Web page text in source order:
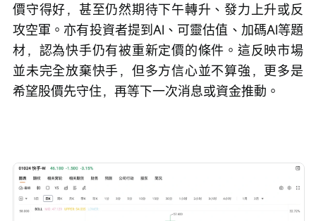
價守得好，甚至仍然期待下午轉升、發力上升或反
攻空軍。亦有投資者提到AI、可靈估值、加碼AI等題
材，認為快手仍有被重新定價的條件。這反映市場
並未完全放棄快手，但多方信心並不算強，更多是
希望股價先守住，再等下一次消息或資金推動。